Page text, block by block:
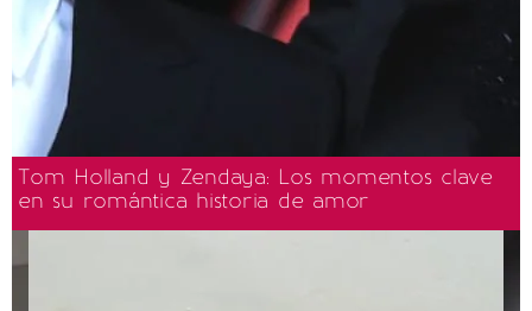
Tom Holland y Zendaya: Los momentos clave
en su romántica historia de amor